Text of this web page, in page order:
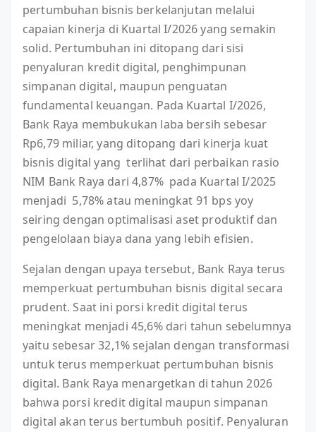
pertumbuhan bisnis berkelanjutan melalui
capaian kinerja di Kuartal I/2026 yang semakin
solid. Pertumbuhan ini ditopang dari sisi
penyaluran kredit digital, penghimpunan
simpanan digital, maupun penguatan
fundamental keuangan. Pada Kuartal I/2026,
Bank Raya membukukan laba bersih sebesar
Rp6,79 miliar, yang ditopang dari kinerja kuat
bisnis digital yang terlihat dari perbaikan rasio
NIM Bank Raya dari 4,87% pada Kuartal I/2025
menjadi 5,78% atau meningkat 91 bps yoy
seiring dengan optimalisasi aset produktif dan
pengelolaan biaya dana yang lebih efisien.
Sejalan dengan upaya tersebut, Bank Raya terus
memperkuat pertumbuhan bisnis digital secara
prudent. Saat ini porsi kredit digital terus
meningkat menjadi 45,6% dari tahun sebelumnya
yaitu sebesar 32,1% sejalan dengan transformasi
untuk terus memperkuat pertumbuhan bisnis
digital. Bank Raya menargetkan di tahun 2026
bahwa porsi kredit digital maupun simpanan
digital akan terus bertumbuh positif. Penyaluran